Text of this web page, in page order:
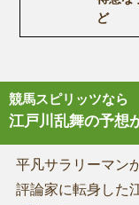
ど
競馬スピリッツなら
江戸川乱舞の予想
平凡サラリーマン
評論家に転身した